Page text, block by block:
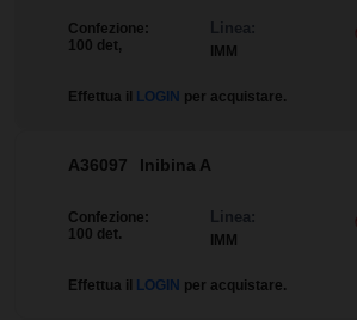
Confezione:
100 det,
Linea:
IMM
Effettua il LOGIN per acquistare.
A36097 Inibina A
Confezione:
100 det.
Linea:
IMM
Effettua il LOGIN per acquistare.